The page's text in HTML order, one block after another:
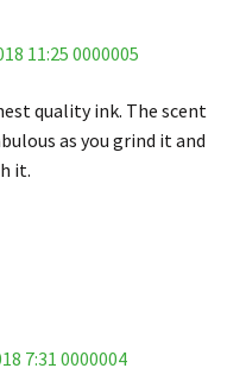
11:25 0000005
quality ink. The scent
as you grind it and
it.
7:31 0000004